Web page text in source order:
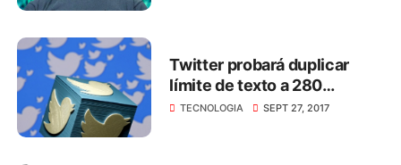
Twitter probará duplicar
límite de texto a 280
caracteres
TECNOLOGIA SEPT 27, 2017